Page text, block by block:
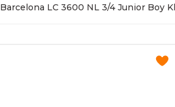
Barcelona LC 3600 NL 3/4 Junior Boy